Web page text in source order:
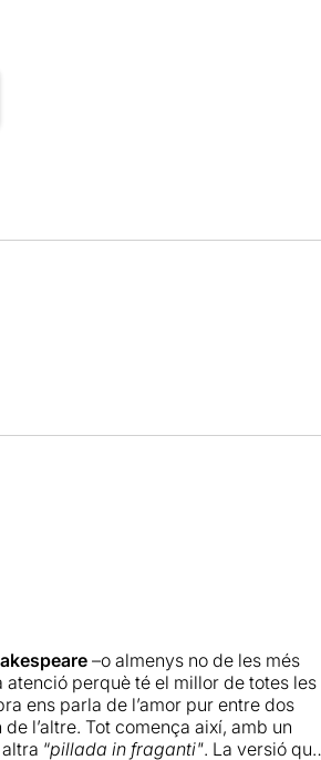
–o almenys no de les més
perquè té el millor de totes les
ens parla de l’amor pur entre dos
l’altre. Tot comença així, amb un
“pillada in fraganti". La versió que